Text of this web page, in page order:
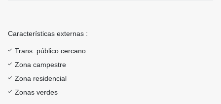
Características externas :
Trans. público cercano
Zona campestre
Zona residencial
Zonas verdes